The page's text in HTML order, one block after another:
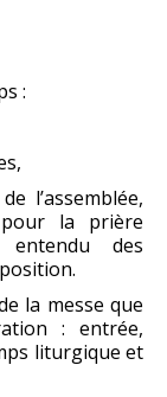
:
l’assemblée,
la prière
des
la messe que
: entrée,
liturgique et